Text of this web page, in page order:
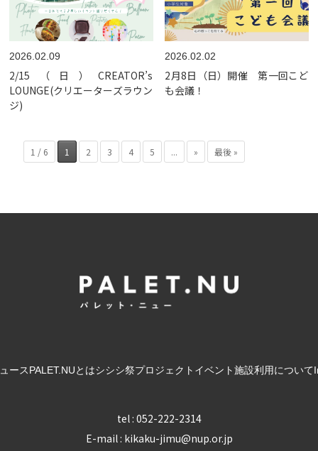
2026.02.09
2/15（日）CREATOR’s
LOUNGE(クリエーターズラウン
ジ)
2026.02.02
2月8日（日）開催 第一回こど
も会議！
1 / 6 1 2 3 4 5 ... » 最後 »
ースPALET.NUとはシシシ祭プロジェクト イベント施設利用について
tel : 052-222-2314
E-mail : kikaku-jimu@nup.or.jp